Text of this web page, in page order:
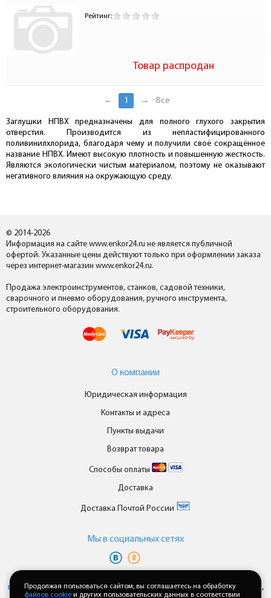
Рейтинг:
Товар распродан
← 1 → Все
Заглушки НПВХ предназначены для полного глухого закрытия
отверстия. Производится из непластифицированного
поливинилхлорида, благодаря чему и получили своё сокращённое
название НПВХ. Имеют высокую плотность и повышенную жесткость.
Являются экологически чистым материалом, поэтому не оказывают
негативного влияния на окружающую среду.
© 2014-2026
Информация на сайте www.enkor24.ru не является публичной
офертой. Указанные цены действуют только при оформлении заказа
через интернет-магазин www.enkor24.ru.
Продажа электроинструментов, станков, садовой техники,
сварочного и пневмо оборудования, ручного инструмента,
строительного оборудования.
О компании
Юридическая информация
Контакты и адреса
Пункты выдачи
Возврат товара
Способы оплаты
Доставка
Доставка Почтой России
Мы в cоциальных сетях
персональных данныхипользовательского соглашениякаждый раз,
Продолжая пользоваться сайтом, вы соглашаетесь на обработку
файлов cookie и других пользовательских данных в соответствии